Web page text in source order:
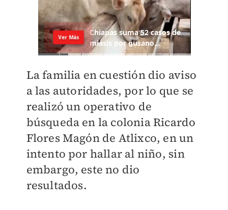
La familia en cuestión dio aviso
a las autoridades, por lo que se
realizó un operativo de
búsqueda en la colonia Ricardo
Flores Magón de Atlixco, en un
intento por hallar al niño, sin
embargo, este no dio
resultados.